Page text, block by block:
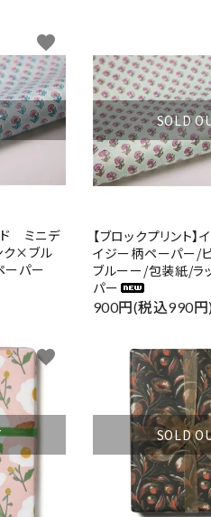
ド ミニデ
ク×ブル
ーパー
favorite
SOLD
【ブロックプリント
イジー柄ペーパー/
ブルーー/包装紙/ラ
パー
900円(税込990円)
favorite
SOLD